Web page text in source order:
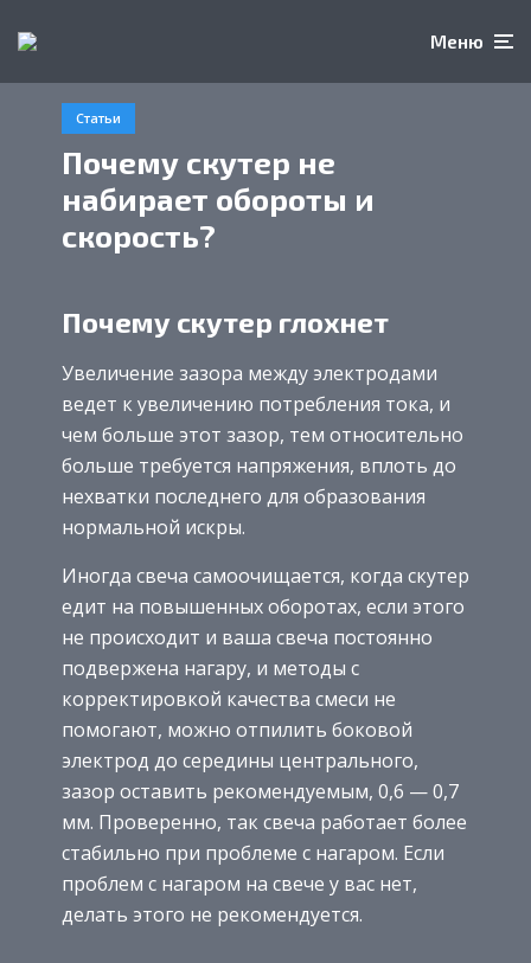
Меню
Статьи
Почему скутер не
набирает обороты и
скорость?
Почему скутер глохнет
Увеличение зазора между электродами
ведет к увеличению потребления тока, и
чем больше этот зазор, тем относительно
больше требуется напряжения, вплоть до
нехватки последнего для образования
нормальной искры.
Иногда свеча самоочищается, когда скутер
едит на повышенных оборотах, если этого
не происходит и ваша свеча постоянно
подвержена нагару, и методы с
корректировкой качества смеси не
помогают, можно отпилить боковой
электрод до середины центрального,
зазор оставить рекомендуемым, 0,6 — 0,7
мм. Проверенно, так свеча работает более
стабильно при проблеме с нагаром. Если
проблем с нагаром на свече у вас нет,
делать этого не рекомендуется.